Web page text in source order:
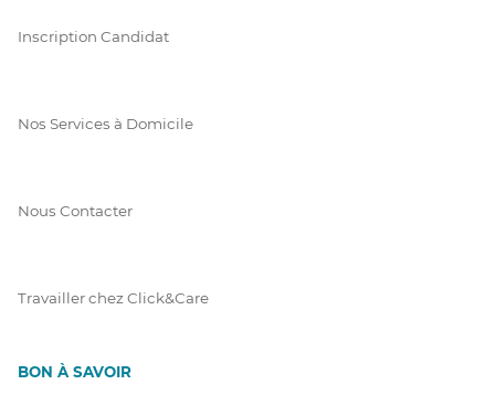
Inscription Candidat
Nos Services à Domicile
Nous Contacter
Travailler chez Click&Care
BON À SAVOIR